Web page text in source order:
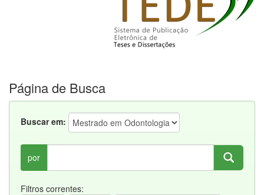
Página de Busca
Buscar em:
por
Filtros correntes: